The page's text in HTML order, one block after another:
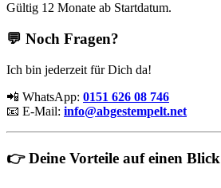
Gültig 12 Monate ab Startdatum.
💬 Noch Fragen?
Ich bin jederzeit für Dich da!
📲 WhatsApp: 0151 626 08 746
📧 E-Mail: info@abgestempelt.net
👉 Deine Vorteile auf einen Blick